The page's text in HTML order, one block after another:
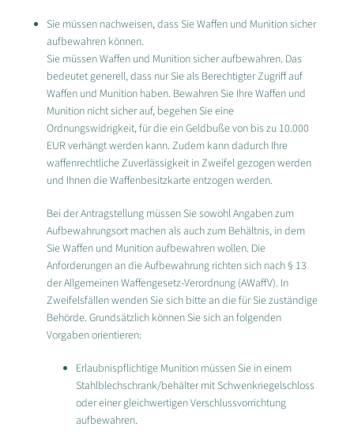
Sie müssen nachweisen, dass Sie Waffen und Munition sicher
aufbewahren können.
Sie müssen Waffen und Munition sicher aufbewahren. Das
bedeutet generell, dass nur Sie als Berechtigter Zugriff auf
Waffen und Munition haben. Bewahren Sie Ihre Waffen und
Munition nicht sicher auf, begehen Sie eine
Ordnungswidrigkeit, für die ein Geldbuße von bis zu 10.000
EUR verhängt werden kann. Zudem kann dadurch Ihre
waffenrechtliche Zuverlässigkeit in Zweifel gezogen werden
und Ihnen die Waffenbesitzkarte entzogen werden.
Bei der Antragstellung müssen Sie sowohl Angaben zum
Aufbewahrungsort machen als auch zum Behältnis, in dem
Sie Waffen und Munition aufbewahren wollen. Die
Anforderungen an die Aufbewahrung richten sich nach § 13
der Allgemeinen Waffengesetz-Verordnung (AWaffV). In
Zweifelsfällen wenden Sie sich bitte an die für Sie zuständige
Behörde. Grundsätzlich können Sie sich an folgenden
Vorgaben orientieren:
Erlaubnispflichtige Munition müssen Sie in einem
Stahlblechschrank/behälter mit Schwenkriegelschloss
oder einer gleichwertigen Verschlussvorrichtung
aufbewahren.